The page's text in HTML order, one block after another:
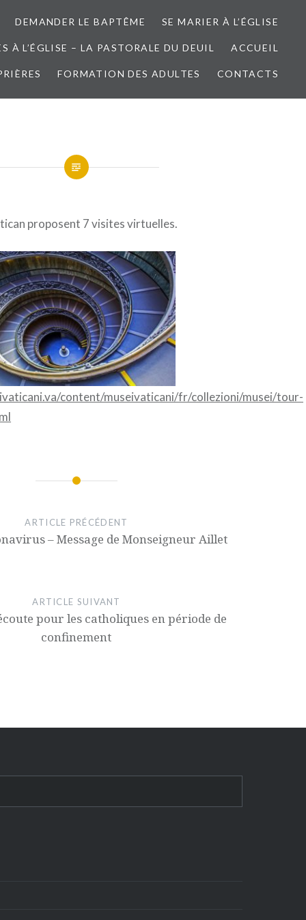
DEMANDER LE BAPTÊME SE MARIER À L’ÉGLISE
À L’ÉGLISE – LA PASTORALE DU DEUIL ACCUEIL
FORMATION DES ADULTES CONTACTS
proposent 7 visites virtuelles.
content/museivaticani/fr/collezioni/musei/tour-
ARTICLE PRÉCÉDENT
– Message de Monseigneur Aillet
ARTICLE SUIVANT
pour les catholiques en période de
confinement